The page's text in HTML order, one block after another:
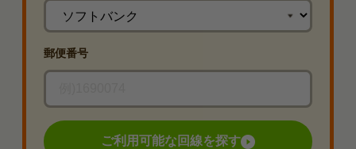
郵便番号
ご利用可能な回線を探す